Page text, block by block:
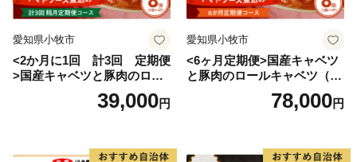
愛知県小牧市
<2か月に1回 計3回 定期便
>国産キャベツと豚肉のロー
ルキャベツ（4P入り）
39,000円
愛知県小牧市
<6ヶ月定期便>国産キャベツ
と豚肉のロールキャベツ（4P
78,000円